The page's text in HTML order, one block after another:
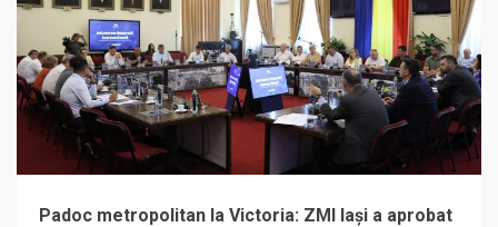
Padoc metropolitan la Victoria: ZMI Iași a aprobat